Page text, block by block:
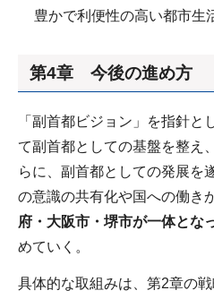
豊かで利便性の高い都市生
第4章 今後の進め方
「副首都ビジョン」を指針と
て副首都としての基盤を整え
らに、副首都としての発展を
の意識の共有化や国への働き
府・大阪市・堺市が一体とな
めていく。
具体的な取組みは、第2章の